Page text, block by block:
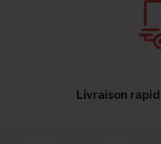
Livraison